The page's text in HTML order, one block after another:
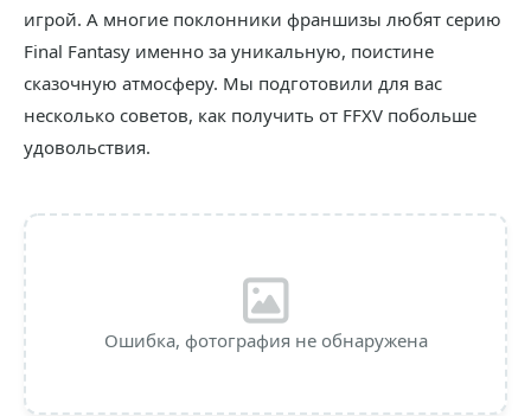
игрой. А многие поклонники франшизы любят серию
Final Fantasy именно за уникальную, поистине
сказочную атмосферу. Мы подготовили для вас
несколько советов, как получить от FFXV побольше
удовольствия.
Ошибка, фотография не обнаружена